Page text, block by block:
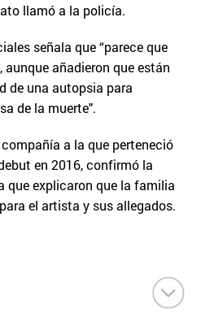
llamó a la policía.
señala que “parece que
añadieron que están
de una autopsia para
de la muerte".
a la que perteneció
en 2016, confirmó la
que explicaron que la familia
el artista y sus allegados.